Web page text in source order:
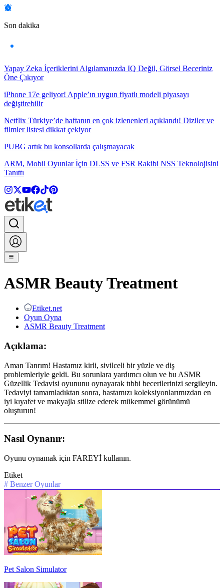
Son dakika
Yapay Zeka İçeriklerini Algılamanızda IQ Değil, Görsel Beceriniz
Öne Çıkıyor
iPhone 17e geliyor! Apple’ın uygun fiyatlı modeli piyasayı
değiştirebilir
Netflix Türkiye’de haftanın en çok izlenenleri açıklandı! Diziler ve
filmler listesi dikkat çekiyor
PUBG artık bu konsollarda çalışmayacak
ARM, Mobil Oyunlar İçin DLSS ve FSR Rakibi NSS Teknolojisini
Tanıttı
ASMR Beauty Treatment
Etiket.net
Oyun Oyna
ASMR Beauty Treatment
Açıklama:
Aman Tanrım! Hastamız kirli, sivilceli bir yüzle ve diş
problemleriyle geldi. Bu sorunlara yardımcı olun ve bu ASMR
Güzellik Tedavisi oyununu oynayarak tıbbi becerilerinizi sergileyin.
Tedaviyi tamamladıktan sonra, hastamızı koleksiyonlarımızdan en
iyi kıyafet ve makyajla stilize ederek mükemmel görünümü
oluşturun!
Nasıl Oynanır:
Oyunu oynamak için FAREYİ kullanın.
Etiket
# Benzer Oyunlar
Pet Salon Simulator